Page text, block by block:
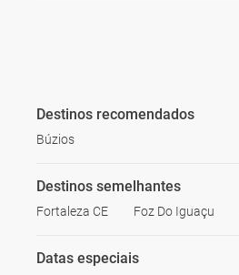
Destinos recomendados
Búzios
Destinos semelhantes
Fortaleza CE Foz Do Iguaçu
Datas especiais